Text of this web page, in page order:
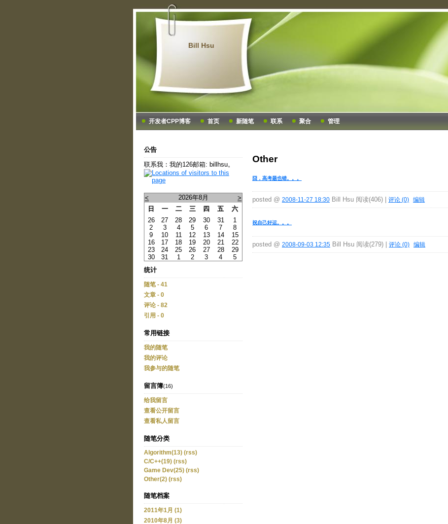
Bill Hsu
开发者CPP博客 首页 新随笔 联系 聚合 管理
公告
联系我：我的126邮箱: billhsu。
< 2026年8月
>
日
一 二 三 四 五
六
26
27 28 29 30 31
1
2
3 4 5 6 7
8
9
10 11 12 13 14
15
16
17 18 19 20 21
22
23
24 25 26 27 28
29
30
31 1 2 3 4
5
统计
随笔 - 41
文章 - 0
评论 - 82
引用 - 0
常用链接
我的随笔
我的评论
我参与的随笔
留言簿(16)
给我留言
查看公开留言
查看私人留言
随笔分类
Algorithm(13) (rss)
C/C++(19) (rss)
Game Dev(25) (rss)
Other(2) (rss)
随笔档案
2011年1月 (1)
2010年8月 (3)
Other
囧，高考题也错。。。
posted @ 2008-11-27 18:30 Bill Hsu 阅读(406) | 评论 (0) 编辑
祝自己好运。。。
posted @ 2008-09-03 12:35 Bill Hsu 阅读(279) | 评论 (0) 编辑